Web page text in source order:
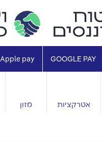
GOOGLE PAY
Apple pay
אטרקציות מזון